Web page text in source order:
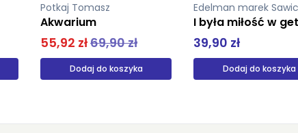
I była miłość w getcie
39,90 zł
Dodaj do koszyka
Maufaris Raymond
Zielone piekło
34,90 zł
Produkt niedostępny